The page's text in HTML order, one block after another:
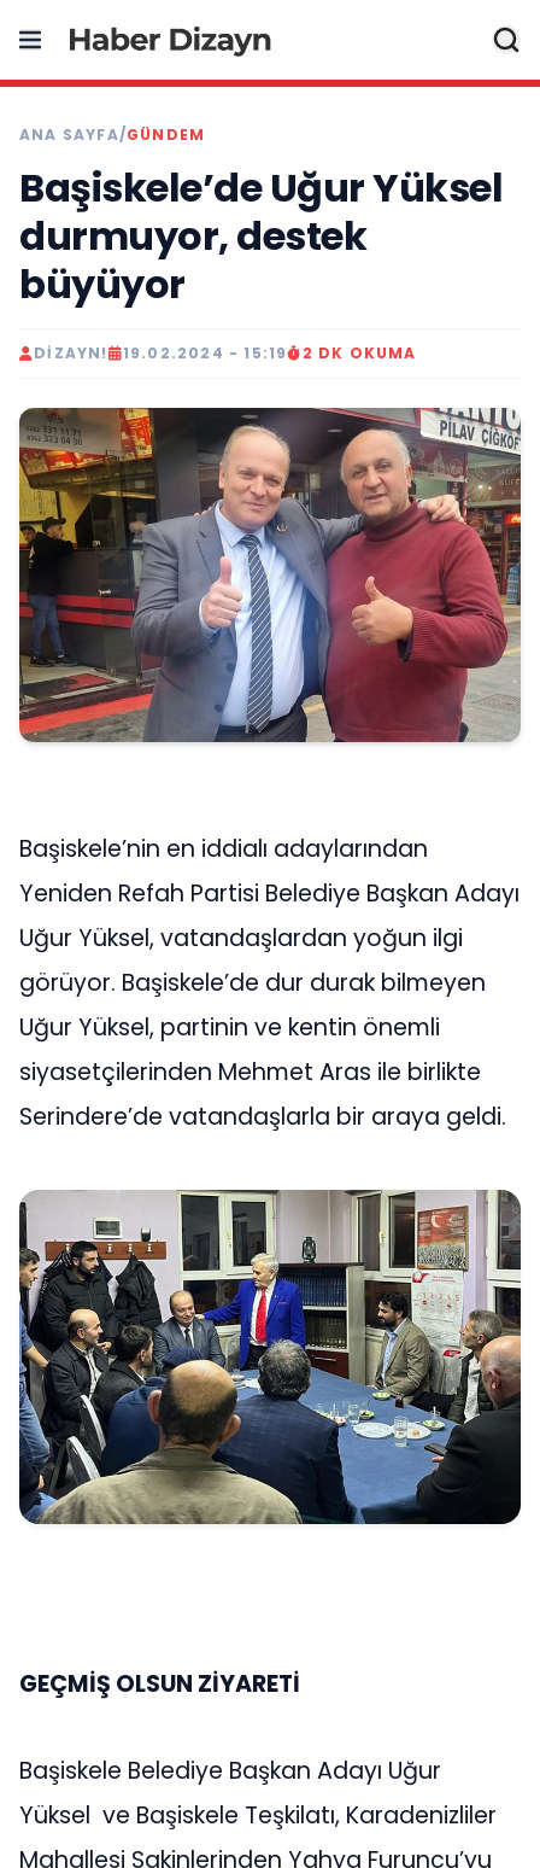
ANA SAYFA/GÜNDEM
Başiskele’de Uğur Yüksel
durmuyor, destek
büyüyor
DIZAYN! 19.02.2024 - 15:19 2 DK OKUMA
Başiskele’nin en iddialı adaylarından
Yeniden Refah Partisi Belediye Başkan Adayı
Uğur Yüksel, vatandaşlardan yoğun ilgi
görüyor. Başiskele’de dur durak bilmeyen
Uğur Yüksel, partinin ve kentin önemli
siyasetçilerinden Mehmet Aras ile birlikte
Serindere’de vatandaşlarla bir araya geldi.
GEÇMİŞ OLSUN ZİYARETİ
Başiskele Belediye Başkan Adayı Uğur
Yüksel ve Başiskele Teşkilatı, Karadenizliler
Mahallesi Sakinlerinden Yahya Furuncu’yu